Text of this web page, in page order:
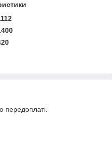
передоплаті.